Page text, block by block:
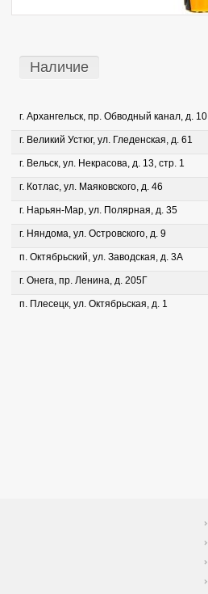
Наличие
г. Архангельск, пр. Обводный канал, д. 10
г. Великий Устюг, ул. Гледенская, д. 61
г. Вельск, ул. Некрасова, д. 13, стр. 1
г. Котлас, ул. Маяковского, д. 46
г. Нарьян-Мар, ул. Полярная, д. 35
г. Няндома, ул. Островского, д. 9
п. Октябрьский, ул. Заводская, д. 3А
г. Онега, пр. Ленина, д. 205Г
п. Плесецк, ул. Октябрьская, д. 1